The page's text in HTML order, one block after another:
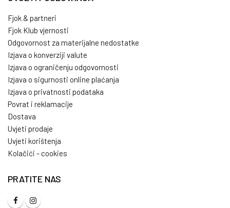
Fjok & partneri
Fjok Klub vjernosti
Odgovornost za materijalne nedostatke
Izjava o konverziji valute
Izjava o ograničenju odgovornosti
Izjava o sigurnosti online plaćanja
Izjava o privatnosti podataka
Povrat i reklamacije
Dostava
Uvjeti prodaje
Uvjeti korištenja
Kolačići - cookies
PRATITE NAS